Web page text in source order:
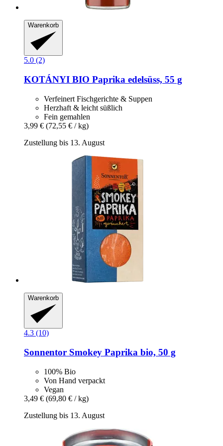
Warenkorb
5.0 (2)
KOTÁNYI BIO Paprika edelsüss, 55 g
Verfeinert Fischgerichte & Suppen
Herzhaft & leicht süßlich
Fein gemahlen
3,99 € (72,55 € / kg)
Zustellung bis 13. August
Warenkorb
4.3 (10)
Sonnentor Smokey Paprika bio, 50 g
100% Bio
Von Hand verpackt
Vegan
3,49 € (69,80 € / kg)
Zustellung bis 13. August